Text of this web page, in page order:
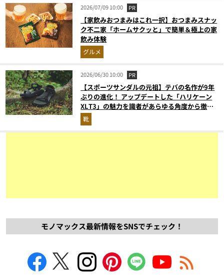
2026/07/09 10:00 PR
【家飲みおつまみはこれ一択】おつまみスナッ
ク不二家「ホームサクッと」で簡単＆極上の家
飲み体験
グルメ
2026/06/30 10:00 PR
【スポーツサンダルの元祖】テバの名作が9年
ぶりの進化！ アップデートした「ハリケーン
XLT3」の魅力を識者があらゆる角度から徹底
解説！
靴
モノマックス最新情報をSNSでチェック！